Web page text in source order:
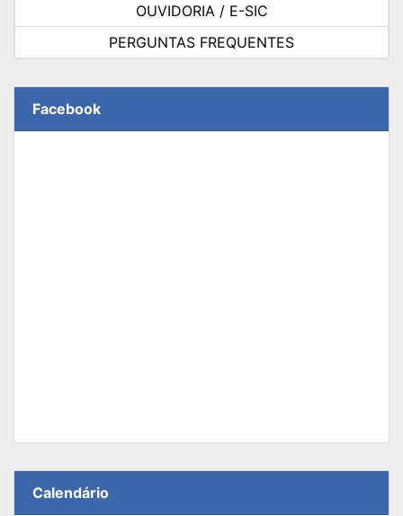
OUVIDORIA / E-SIC
PERGUNTAS FREQUENTES
Facebook
Calendário